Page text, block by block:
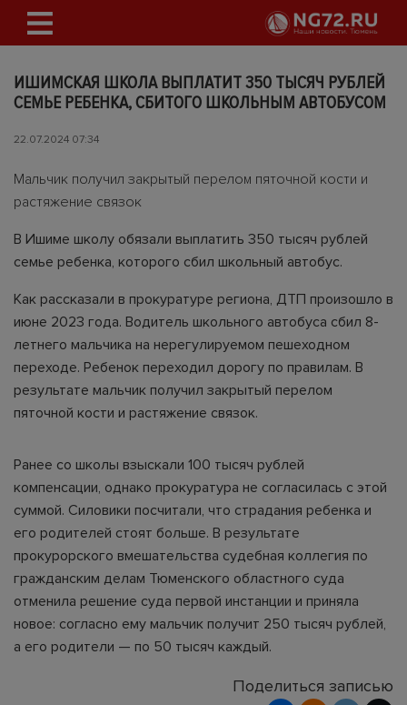
ИШИМСКАЯ ШКОЛА ВЫПЛАТИТ 350 ТЫСЯЧ РУБЛЕЙ
СЕМЬЕ РЕБЕНКА, СБИТОГО ШКОЛЬНЫМ АВТОБУСОМ
22.07.2024 07:34
Мальчик получил закрытый перелом пяточной кости и
растяжение связок
В Ишиме школу обязали выплатить 350 тысяч рублей
семье ребенка, которого сбил школьный автобус.
Как рассказали в прокуратуре региона, ДТП произошло в
июне 2023 года. Водитель школьного автобуса сбил 8-
летнего мальчика на нерегулируемом пешеходном
переходе. Ребенок переходил дорогу по правилам. В
результате мальчик получил закрытый перелом
пяточной кости и растяжение связок.
Ранее со школы взыскали 100 тысяч рублей
компенсации, однако прокуратура не согласилась с этой
суммой. Силовики посчитали, что страдания ребенка и
его родителей стоят больше. В результате
прокурорского вмешательства судебная коллегия по
гражданским делам Тюменского областного суда
отменила решение суда первой инстанции и приняла
новое: согласно ему мальчик получит 250 тысяч рублей,
а его родители — по 50 тысяч каждый.
Поделиться записью